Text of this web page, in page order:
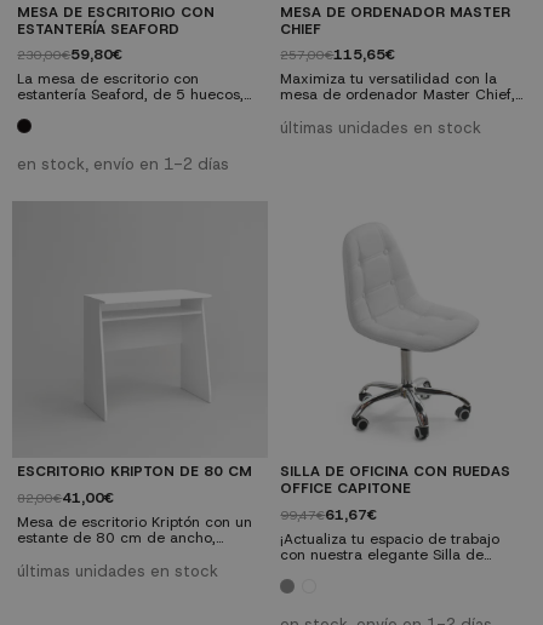
MESA DE ESCRITORIO CON
ESTANTERÍA SEAFORD
230,00€59,80€
La mesa de escritorio con
estantería Seaford, de 5 huecos,
color: lacado negro y tablero
negro y tablero laminado en color
negro, es perfecta para espacios
que recuerdan a un estilo nórdico
en stock, envío en 1-2 días
MESA DE ORDENADOR MASTER
CHIEF
257,00€115,65€
Maximiza tu versatilidad con la
mesa de ordenador Master Chief,
tus necesidades. Con diseño
últimas unidades en stock
ESCRITORIO KRIPTON DE 80 CM
82,00€41,00€
Mesa de escritorio Kriptón con un
estante de 80 cm de ancho,
estante. Realizada en tablero de
últimas unidades en stock
SILLA DE OFICINA CON RUEDAS
OFFICE CAPITONE
99,47€61,67€
¡Actualiza tu espacio de trabajo
con nuestra elegante Silla de
Capitoné! Con un diseño inspirado
ofrece comodidad ergonómica y